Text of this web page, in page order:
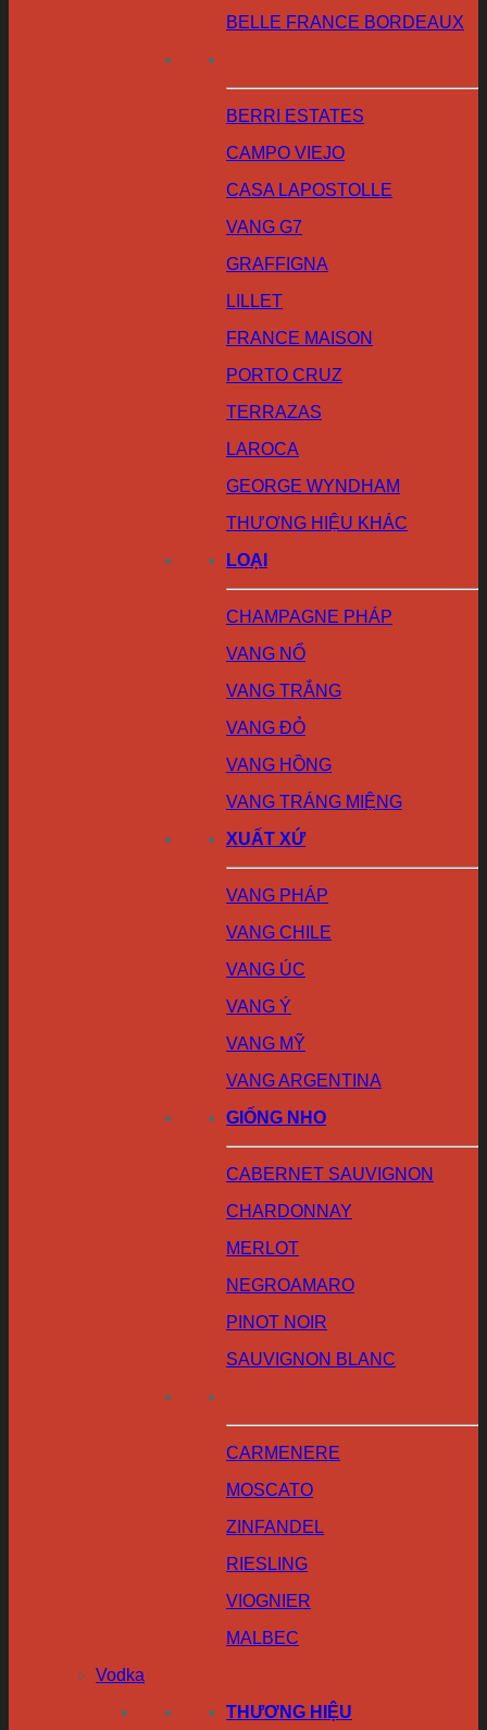
BELLE FRANCE BORDEAUX
BERRI ESTATES
CAMPO VIEJO
CASA LAPOSTOLLE
VANG G7
GRAFFIGNA
LILLET
FRANCE MAISON
PORTO CRUZ
TERRAZAS
LAROCA
GEORGE WYNDHAM
THƯƠNG HIỆU KHÁC
LOẠI
CHAMPAGNE PHÁP
VANG NỔ
VANG TRẮNG
VANG ĐỎ
VANG HỒNG
VANG TRÁNG MIỆNG
XUẤT XỨ
VANG PHÁP
VANG CHILE
VANG ÚC
VANG Ý
VANG MỸ
VANG ARGENTINA
GIỐNG NHO
CABERNET SAUVIGNON
CHARDONNAY
MERLOT
NEGROAMARO
PINOT NOIR
SAUVIGNON BLANC
CARMENERE
MOSCATO
ZINFANDEL
RIESLING
VIOGNIER
MALBEC
Vodka
THƯƠNG HIỆU